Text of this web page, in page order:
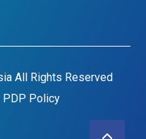
All Rights Reserved
PDP Policy